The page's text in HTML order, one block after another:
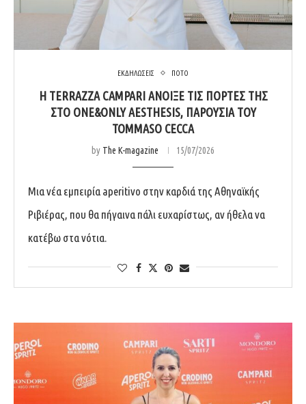
ΕΚΔΗΛΩΣΕΙΣ ΠΟΤΟ
Η TERRAZZA CAMPARI ΆΝΟΙΞΕ ΤΙΣ ΠΌΡΤΕΣ ΤΗΣ
ΣΤΟ ONE&ONLY AESTHESIS, ΠΑΡΟΥΣΊΑ ΤΟΥ
TOMMASO CECCA
by The K-magazine 15/07/2026
Μια νέα εμπειρία aperitivo στην καρδιά της Αθηναϊκής
Ριβιέρας, που θα πήγαινα πάλι ευχαρίστως, αν ήθελα να
κατέβω στα νότια.